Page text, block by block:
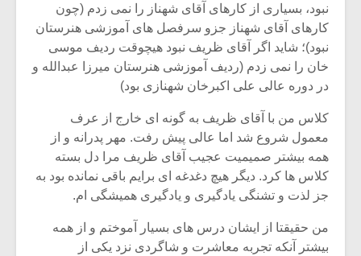
نبود، بسیاری از کارهای آقای شهناز را نمی زدم (چون
کارهای آقای شهناز جزو سرفصل های آموزشی هنرستان
نبود)؛ شاید اگر آقای ظریف نبود هیچوقت ردیف موسی
خان را نمی زدم (ردیف آموزشی هنرستان میرزا عبدالله و
در دوره عالی علی اکبرخان شهنازی بود)
کلاس من با آقای ظریف به گونه ای خارج از عرف
معمول شروع شد اما عالی پیش رفت. مهر پدرانه و از
همه بیشتر صمیمیت عجیب آقای ظریف مرا دل بسته
کلاس ها کرد. دیگر هیچ دغدغه ای برایم باقی نمانده بود به
جز لذت و تشنگی یادگیری و یادگیری همیشگی ام.
من حقیقتا از ایشان درس های بسیار آموختم و از همه
بیشتر آنکه تجربه معاشرت و شاگردی نزد یکی از